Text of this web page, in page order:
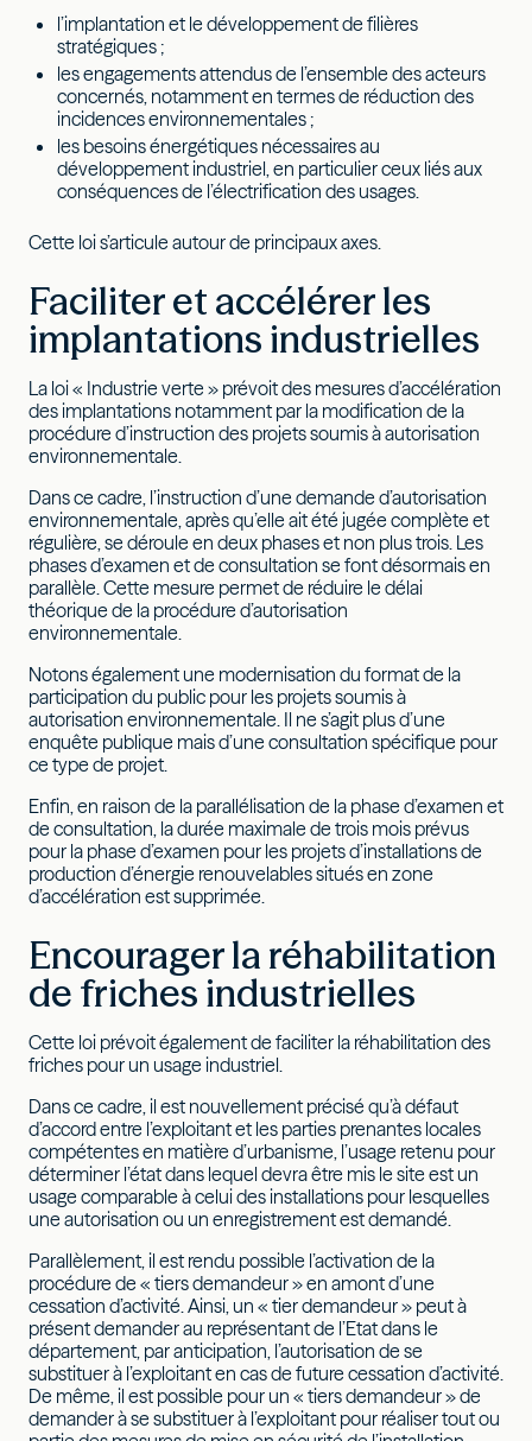
l’implantation et le développement de filières
stratégiques ;
les engagements attendus de l’ensemble des acteurs
concernés, notamment en termes de réduction des
incidences environnementales ;
les besoins énergétiques nécessaires au
développement industriel, en particulier ceux liés aux
conséquences de l’électrification des usages.
Cette loi s’articule autour de principaux axes.
Faciliter et accélérer les
implantations industrielles
La loi « Industrie verte » prévoit des mesures d’accélération
des implantations notamment par la modification de la
procédure d’instruction des projets soumis à autorisation
environnementale.
Dans ce cadre, l’instruction d’une demande d’autorisation
environnementale, après qu’elle ait été jugée complète et
régulière, se déroule en deux phases et non plus trois. Les
phases d’examen et de consultation se font désormais en
parallèle. Cette mesure permet de réduire le délai
théorique de la procédure d’autorisation
environnementale.
Notons également une modernisation du format de la
participation du public pour les projets soumis à
autorisation environnementale. Il ne s’agit plus d’une
enquête publique mais d’une consultation spécifique pour
ce type de projet.
Enfin, en raison de la parallélisation de la phase d’examen et
de consultation, la durée maximale de trois mois prévus
pour la phase d’examen pour les projets d’installations de
production d’énergie renouvelables situés en zone
d’accélération est supprimée.
Encourager la réhabilitation
de friches industrielles
Cette loi prévoit également de faciliter la réhabilitation des
friches pour un usage industriel.
Dans ce cadre, il est nouvellement précisé qu’à défaut
d’accord entre l’exploitant et les parties prenantes locales
compétentes en matière d’urbanisme, l’usage retenu pour
déterminer l’état dans lequel devra être mis le site est un
usage comparable à celui des installations pour lesquelles
une autorisation ou un enregistrement est demandé.
Parallèlement, il est rendu possible l’activation de la
procédure de « tiers demandeur » en amont d’une
cessation d’activité. Ainsi, un « tier demandeur » peut à
présent demander au représentant de l’Etat dans le
département, par anticipation, l’autorisation de se
substituer à l’exploitant en cas de future cessation d’activité.
De même, il est possible pour un « tiers demandeur » de
demander à se substituer à l’exploitant pour réaliser tout ou